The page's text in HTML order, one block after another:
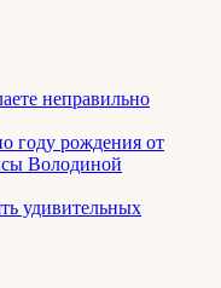
неправильно
году рождения от
Володиной
удивительных